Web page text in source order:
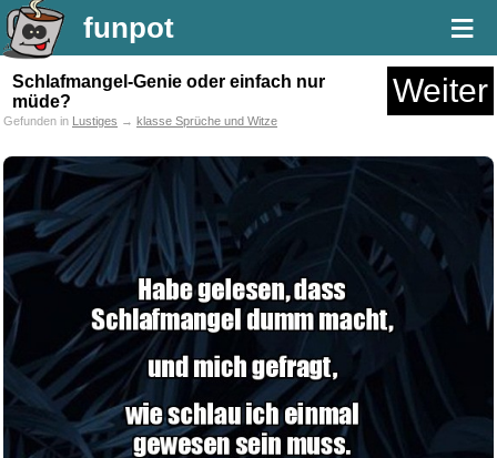
funpot ≡
Schlafmangel-Genie oder einfach nur
müde?
Weiter
Gefunden in Lustiges → klasse Sprüche und Witze